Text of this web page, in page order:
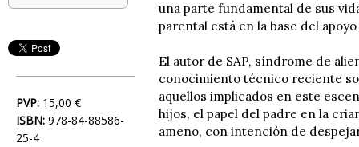
PVP: 15,00 €
ISBN: 978-84-88586-
25-4
una parte fundamental de sus
parental está en la base del
El autor de SAP, síndrome de
conocimiento técnico reciente
aquellos implicados en este
hijos, el papel del padre en la
ameno, con intención de